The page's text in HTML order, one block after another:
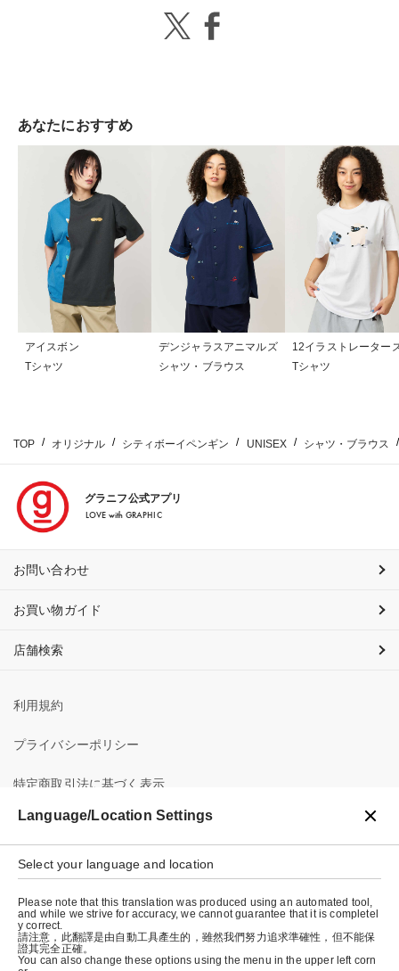
あなたにおすすめ
アイスボン
Tシャツ
デンジャラスアニマルズ
シャツ・ブラウス
12イラストレーター
Tシャツ
TOP オリジナル シティボーイペンギン UNISEX シャツ・ブラウス
グラニフ公式アプリ
LOVE with GRAPHIC
お問い合わせ
お買い物ガイド
店舗検索
利用規約
プライバシーポリシー
特定商取引法に基づく表示
会社概要
© graniph inc.
Language/Location Settings
Select your language and location
Please note that this translation was produced using an automated tool,
and while we strive for accuracy, we cannot guarantee that it is completel
y correct.
請注意，此翻譯是由自動工具產生的，雖然我們努力追求準確性，但不能保
證其完全正確。
You can also change these options using the menu in the upper left corn